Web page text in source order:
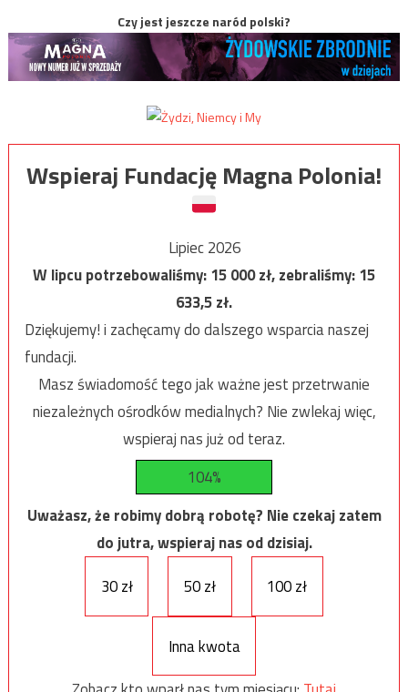
Czy jest jeszcze naród polski?
Wspieraj Fundację Magna Polonia!
Lipiec 2026
W lipcu potrzebowaliśmy:15 000zł, zebraliśmy:15
633,5zł.
Dziękujemy! i zachęcamy do dalszego wsparcia naszej
fundacji.
Masz świadomość tego jak ważne jest przetrwanie
niezależnych ośrodków medialnych? Nie zwlekaj więc,
wspieraj nas już od teraz.
104%
Uważasz, że robimy dobrą robotę? Nie czekaj zatem
do jutra, wspieraj nas od dzisiaj.
30 zł
50 zł 100 zł
Inna kwota